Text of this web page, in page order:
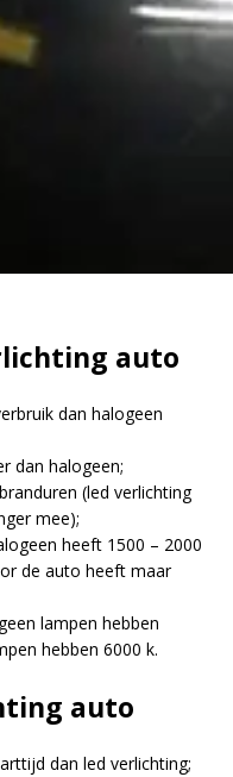
auto
dan halogeen
dan halogeen;
(led verlichting
mee);
heeft 1500 – 2000
de auto heeft maar
lampen hebben
hebben 6000 k.
auto
dan led verlichting;